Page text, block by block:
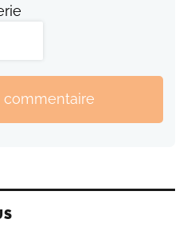
commentaire